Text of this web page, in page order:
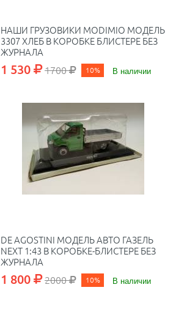
НАШИ ГРУЗОВИКИ MODIMIO МОДЕЛЬ
3307 ХЛЕБ В КОРОБКЕ БЛИСТЕРЕ БЕЗ
ЖУРНАЛА
1 530 1700 10% В наличии
DE AGOSTINI МОДЕЛЬ АВТО ГАЗЕЛЬ
NEXT 1:43 В КОРОБКЕ-БЛИСТЕРЕ БЕЗ
ЖУРНАЛА
1 800 2000 10% В наличии